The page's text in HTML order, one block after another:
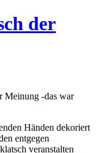
der
Meinung -das war
Händen dekoriert
entgegen
veranstalten